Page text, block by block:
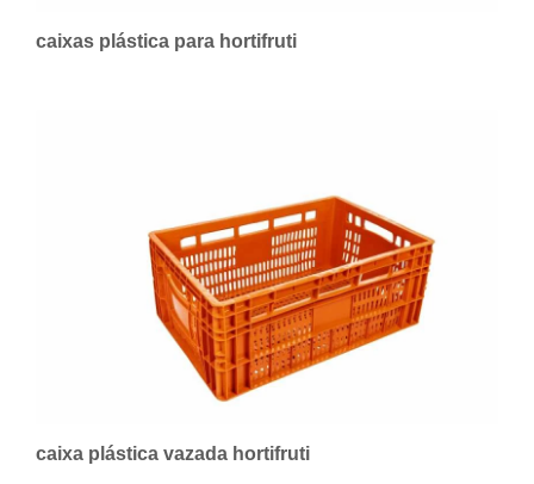
caixas plástica para hortifruti
caixa plástica vazada hortifruti